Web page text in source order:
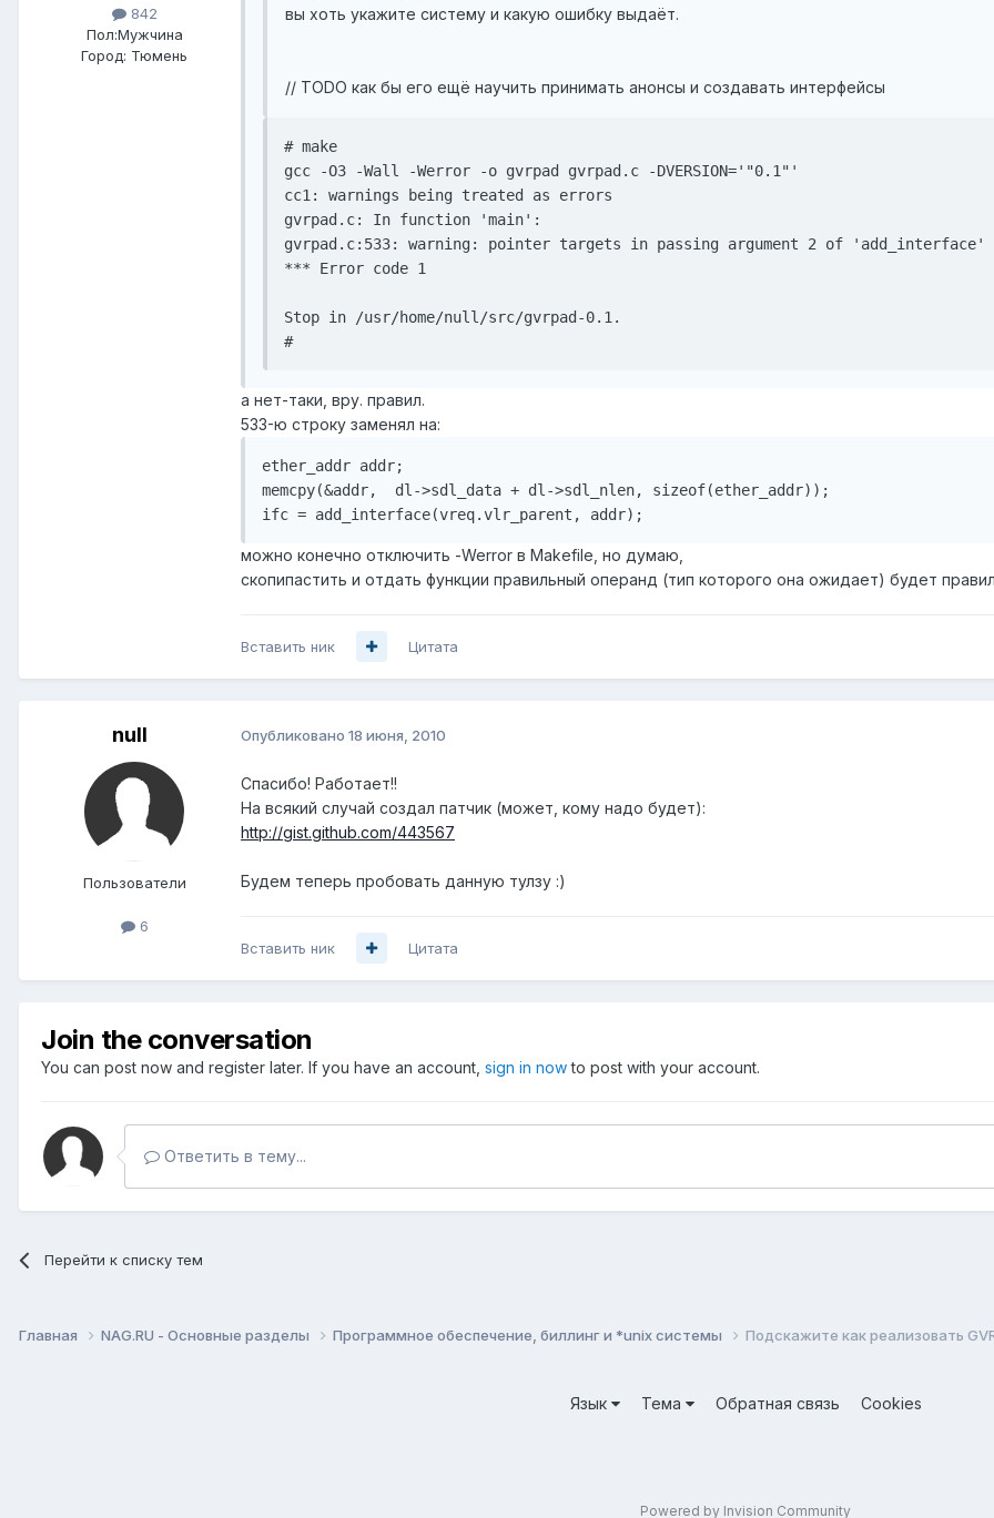
842
Пол:Мужчина
Город: Тюмень
вы хоть укажите систему и какую ошибку выдаёт.
// TODO как бы его ещё научить принимать анонсы и создавать интерфейсы
# make
gcc -O3 -Wall -Werror -o gvrpad gvrpad.c -DVERSION='"0.1"'
cc1: warnings being treated as errors
gvrpad.c: In function 'main':
gvrpad.c:533: warning: pointer targets in passing argument 2 of
*** Error code 1
Stop in /usr/home/null/src/gvrpad-0.1.
а нет-таки, вру. правил.
533-ю строку заменял на:
ether_addr addr;
memcpy(&addr,  dl->sdl_data + dl->sdl_nlen, sizeof(ether_addr));
ifc = add_interface(vreq.vlr_parent, addr);
можно конечно отключить -Werror в Makefile, но думаю,
скопипастить и отдать функции правильный операнд (тип которого она ожидает) будет
Вставить ник Цитата
null
Пользователи
6
Опубликовано 18 июня, 2010
Спасибо! Работает!!
На всякий случай создал патчик (может, кому надо будет):
http://gist.github.com/443567
Будем теперь пробовать данную тулзу :)
Вставить ник Цитата
Join the conversation
You can post now and register later. If you have an account, sign in nowto post with your account.
Ответить в тему...
Перейти к списку тем
Главная NAG.RU - Основные разделы Программное обеспечение, биллинг и *unix системы Подскажите как реализовать
Язык Тема Обратная связь
Cookies
Powered by Invision Community